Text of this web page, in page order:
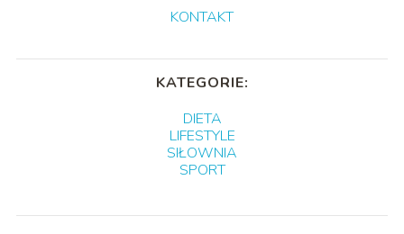
KONTAKT
KATEGORIE:
DIETA
LIFESTYLE
SIŁOWNIA
SPORT